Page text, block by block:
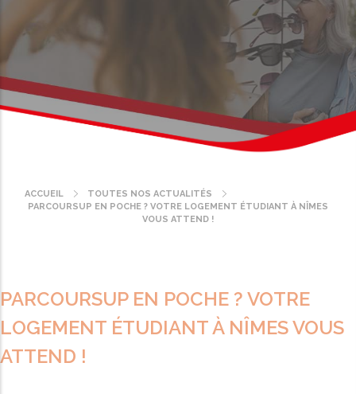
Fil
ACCUEIL
TOUTES NOS ACTUALITÉS
PARCOURSUP EN POCHE ? VOTRE LOGEMENT ÉTUDIANT À NÎMES
VOUS ATTEND !
PARCOURSUP EN POCHE ? VOTRE
LOGEMENT ÉTUDIANT À NÎMES VOUS
ATTEND !